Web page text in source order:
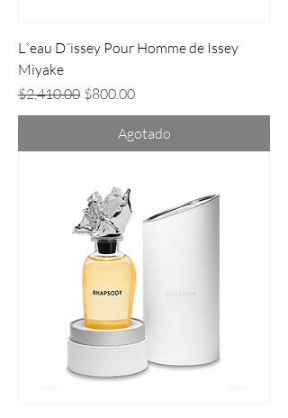
L´eau D´issey Pour Homme de Issey
Miyake
Precio
$2,410.00 Precio de oferta
$800.00
Agotado